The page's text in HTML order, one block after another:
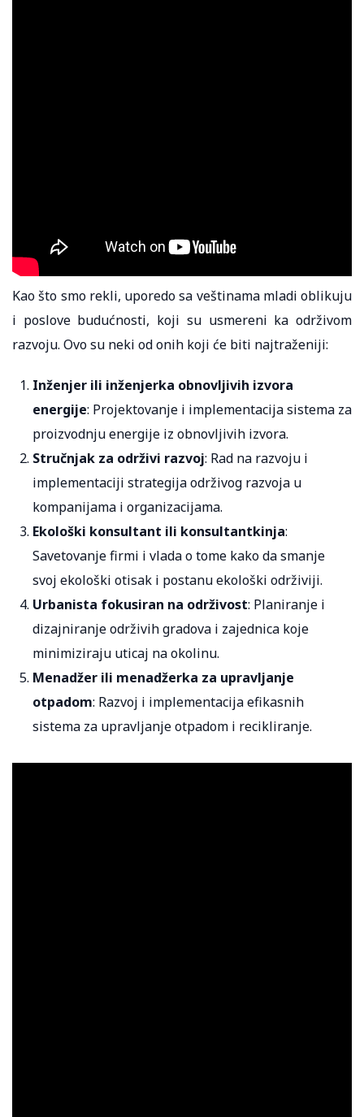
Kao što smo rekli, uporedo sa veštinama mladi oblikuju
i poslove budućnosti, koji su usmereni ka održivom
razvoju. Ovo su neki od onih koji će biti najtraženiji:
Inženjer ili inženjerka obnovljivih izvora
energije: Projektovanje i implementacija sistema za
proizvodnju energije iz obnovljivih izvora.
Stručnjak za održivi razvoj: Rad na razvoju i
implementaciji strategija održivog razvoja u
kompanijama i organizacijama.
Ekološki konsultant ili konsultantkinja:
Savetovanje firmi i vlada o tome kako da smanje
svoj ekološki otisak i postanu ekološki održiviji.
Urbanista fokusiran na održivost: Planiranje i
dizajniranje održivih gradova i zajednica koje
minimiziraju uticaj na okolinu.
Menadžer ili menadžerka za upravljanje
otpadom: Razvoj i implementacija efikasnih
sistema za upravljanje otpadom i recikliranje.